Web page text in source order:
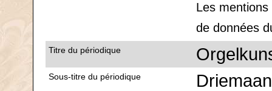
Les mentions
de données
Titre du périodique
Sous-titre du périodique